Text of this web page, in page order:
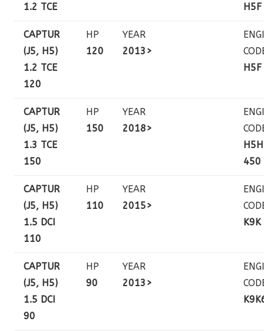
1.2 TCE
H5F
CAPTUR
(J5, H5)
1.2 TCE
120
HP
120
YEAR
2013>
H5F
CAPTUR
(J5, H5)
1.3 TCE
150
HP
150
YEAR
2018>
H5H
450
CAPTUR
(J5, H5)
1.5 DCI
110
HP
110
YEAR
2015>
K9K
CAPTUR
(J5, H5)
1.5 DCI
90
HP
90
YEAR
2013>